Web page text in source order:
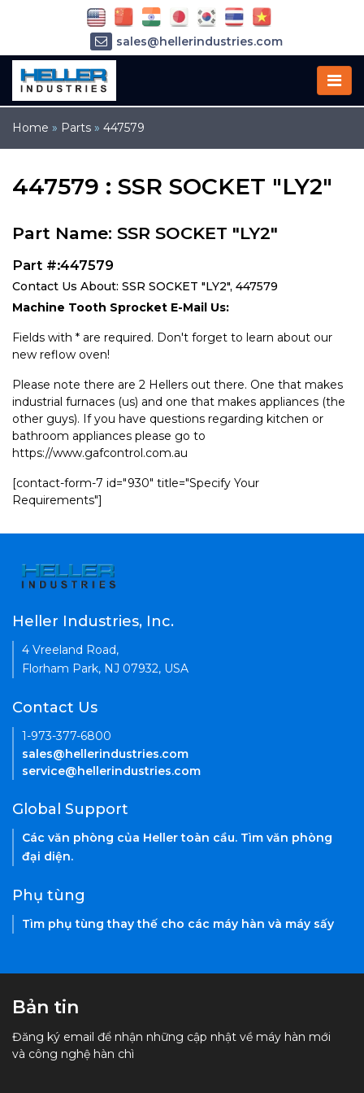
Home » Parts » 447579
447579 : SSR SOCKET "LY2"
Part Name: SSR SOCKET "LY2"
Part #:447579
Contact Us About: SSR SOCKET "LY2", 447579
Machine Tooth Sprocket E-Mail Us:
Fields with * are required. Don't forget to learn about our
new reflow oven!
Please note there are 2 Hellers out there. One that makes
industrial furnaces (us) and one that makes appliances (the
other guys). If you have questions regarding kitchen or
bathroom appliances please go to
https://www.gafcontrol.com.au
[contact-form-7 id="930" title="Specify Your
Requirements"]
sales@hellerindustries.com
service@hellerindustries.com
Heller Industries, Inc.
4 Vreeland Road,
Florham Park, NJ 07932, USA
Contact Us
1-973-377-6800
sales@hellerindustries.com
service@hellerindustries.com
Global Support
Các văn phòng của Heller toàn cầu. Tìm văn phòng
đại diện.
Phụ tùng
Tìm phụ tùng thay thế cho các máy hàn và máy sấy
Bản tin
Đăng ký email để nhận những cập nhật về máy hàn mới
và công nghệ hàn chì